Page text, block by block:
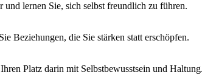
lernen Sie, sich selbst freundlich zu führen.
Beziehungen, die Sie stärken statt erschöpfen.
Platz darin mit Selbstbewusstsein und Haltung.